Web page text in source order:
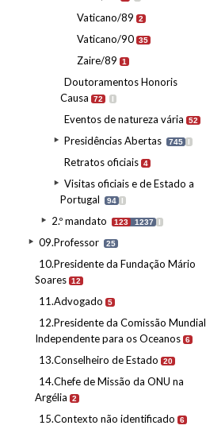
Vaticano/89 2
Vaticano/90 35
Zaire/89 1
Doutoramentos Honoris
Causa
72 I
Eventos de natureza vária 52
Presidências Abertas 745 I
Retratos oficiais 4
Visitas oficiais e de Estado a
Portugal
94 I
2.º mandato 123 1237 I
09.Professor 25
10.Presidente da Fundação Mário
Soares 12
11.Advogado 5
12.Presidente da Comissão Mundial
Independente para os Oceanos 6
13.Conselheiro de Estado 20
14.Chefe de Missão da ONU na
Argélia
2
15.Contexto não identificado 6